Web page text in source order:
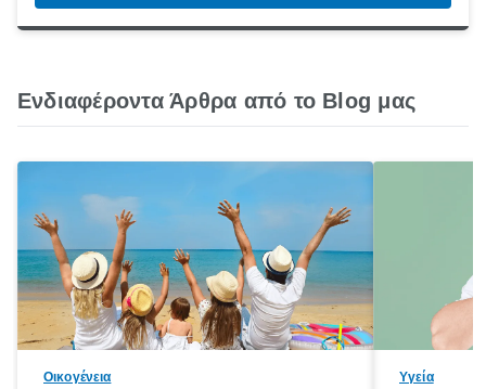
Ενδιαφέροντα Άρθρα από το Blog μας
Οικογένεια Υγεία